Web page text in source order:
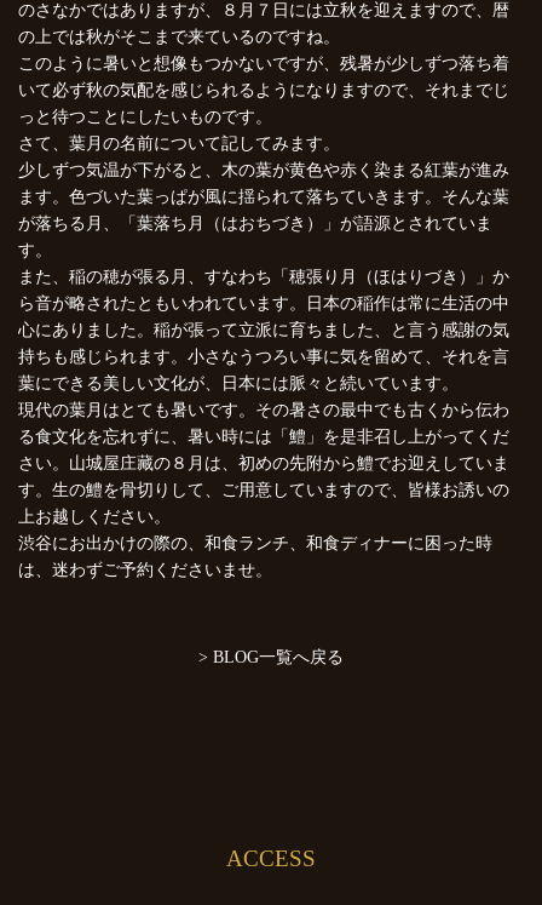
のさなかではありますが、８月７日には立秋を迎えますので、暦
の上では秋がそこまで来ているのですね。
このように暑いと想像もつかないですが、残暑が少しずつ落ち着
いて必ず秋の気配を感じられるようになりますので、それまでじ
っと待つことにしたいものです。
さて、葉月の名前について記してみます。
少しずつ気温が下がると、木の葉が黄色や赤く染まる紅葉が進み
ます。色づいた葉っぱが風に揺られて落ちていきます。そんな葉
が落ちる月、「葉落ち月（はおちづき）」が語源とされていま
す。
また、稲の穂が張る月、すなわち「穂張り月（ほはりづき）」か
ら音が略されたともいわれています。日本の稲作は常に生活の中
心にありました。稲が張って立派に育ちました、と言う感謝の気
持ちも感じられます。小さなうつろい事に気を留めて、それを言
葉にできる美しい文化が、日本には脈々と続いています。
現代の葉月はとても暑いです。その暑さの最中でも古くから伝わ
る食文化を忘れずに、暑い時には「鱧」を是非召し上がってくだ
さい。山城屋庄藏の８月は、初めの先附から鱧でお迎えしていま
す。生の鱧を骨切りして、ご用意していますので、皆様お誘いの
上お越しください。
渋谷にお出かけの際の、和食ランチ、和食ディナーに困った時
は、迷わずご予約くださいませ。
> BLOG一覧へ戻る
ACCESS